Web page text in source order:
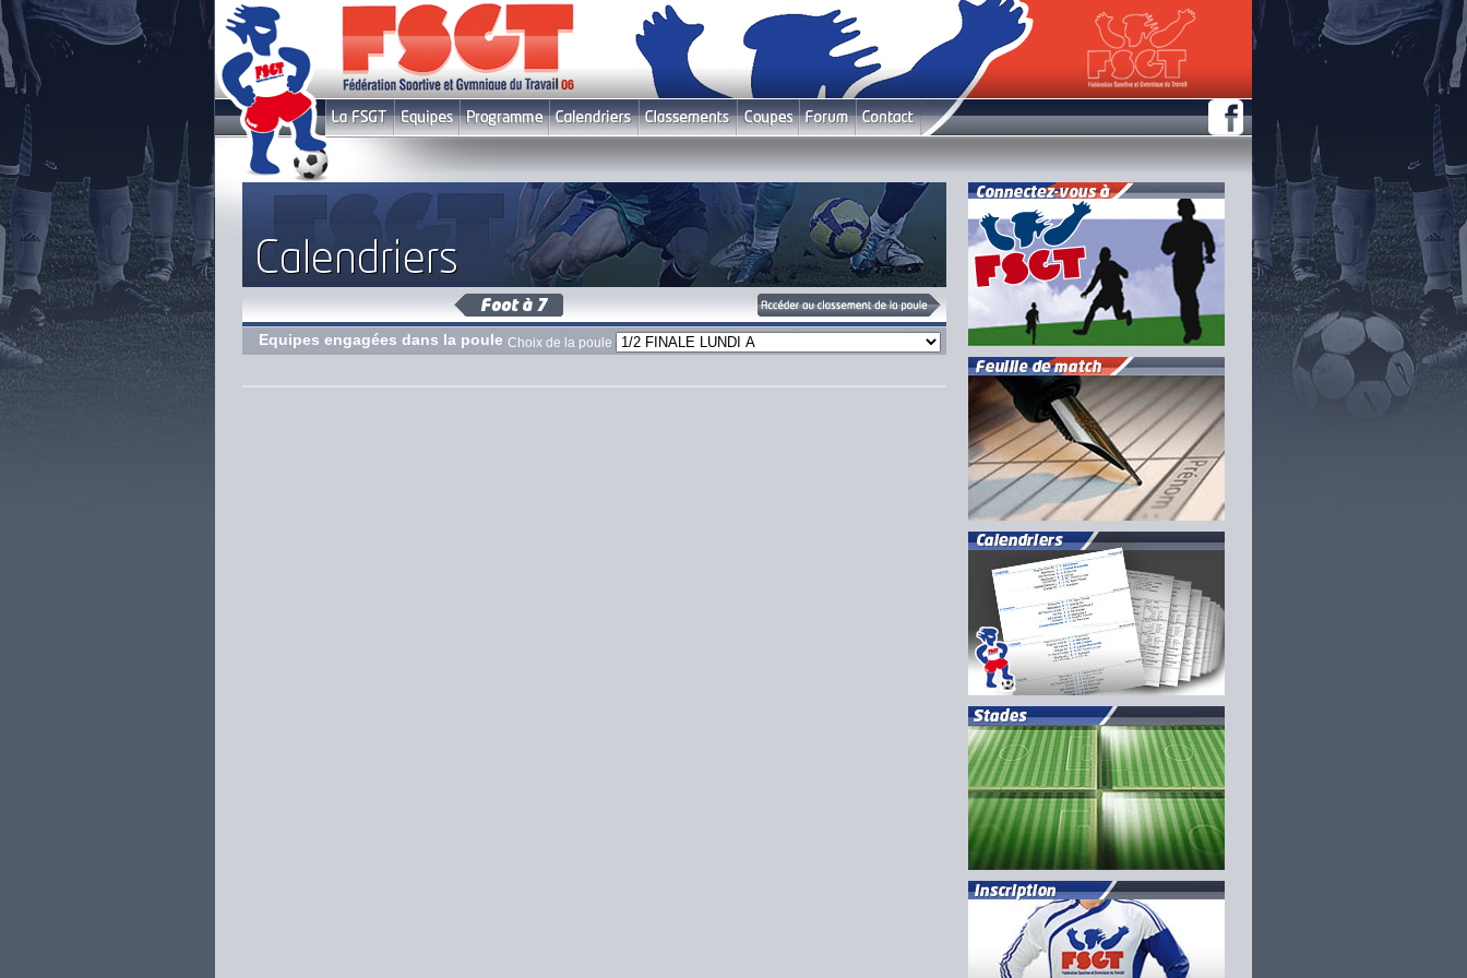
Choix de la poule
Equipes engagées dans la poule